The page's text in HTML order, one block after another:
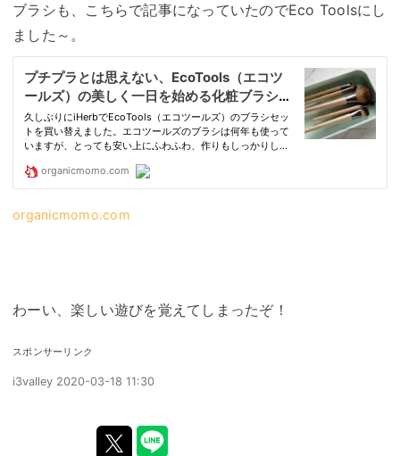
ブラシも、こちらで記事になっていたのでEco Toolsにし
ました～。
organicmomo.com
わーい、楽しい遊びを覚えてしまったぞ！
スポンサーリンク
i3valley 2020-03-18 11:30